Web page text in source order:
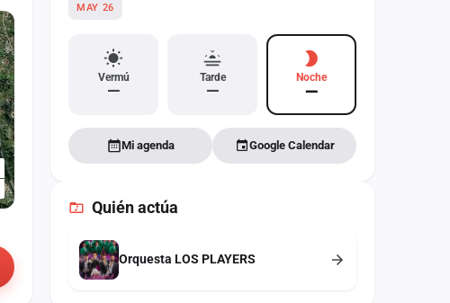
MAY 26
Vermú
—
Tarde
—
Noche
—
Mi agenda Google Calendar
Quién actúa
Orquesta LOS PLAYERS